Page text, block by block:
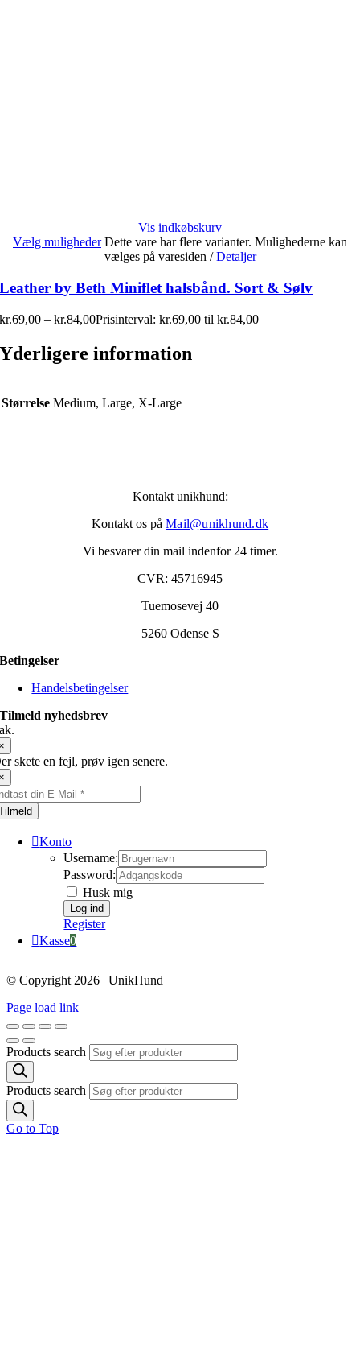
Vis indkøbskurv
Vælg muligheder Dette vare har flere varianter. Mulighederne kan
vælges på varesiden / Detaljer
Leather by Beth Miniflet halsbånd. Sort & Sølv
kr.69,00 – kr.84,00Prisinterval: kr.69,00 til kr.84,00
Yderligere information
Størrelse Medium, Large, X-Large
Kontakt unikhund:
Kontakt os på Mail@unikhund.dk
Vi besvarer din mail indenfor 24 timer.
CVR: 45716945
Tuemosevej 40
5260 Odense S
Betingelser
Handelsbetingelser
Tilmeld nyhedsbrev
skete en fejl, prøv igen senere.
Konto
Username:
Password:
Husk mig
Register
Kasse0
© Copyright 2026 | UnikHund
Page load link
Products search
Products search
Go to Top